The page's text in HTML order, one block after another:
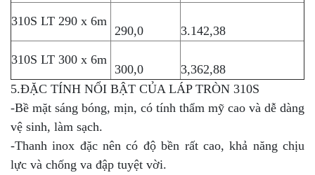
310S LT 290 x 6m
290,0 3.142,38
310S LT 300 x 6m
300,0
3,362,88
5.ĐẶC TÍNH NỔI BẬT CỦA LÁP TRÒN 310S
-Bề mặt sáng bóng, mịn, có tính thẩm mỹ cao và dễ dàng
vệ sinh, làm sạch.
-Thanh inox đặc nên có độ bền rất cao, khả năng chịu
lực và chống va đập tuyệt vời.